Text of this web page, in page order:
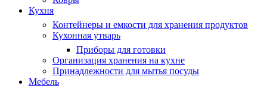
Кухня
Контейнеры и емкости для хранения продуктов
Кухонная утварь
Приборы для готовки
Организация хранения на кухне
Принадлежности для мытья посуды
Мебель